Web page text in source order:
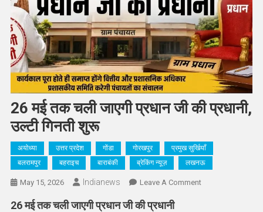
26 मई तक चली जाएगी प्रधान जी की प्रधानी,
उल्टी गिनती शुरू
अयोध्या उत्तर प्रदेश गोंडा गोरखपुर
प्रमुख सुर्खियाँ
बलरामपुर
बहराइच बाराबंकी ब्रेकिंग न्यूज़ लखनऊ
May 15, 2026 Indianews Leave A CommentOn
26 मई तक चली जाएगी प्रधान जी की प्रधानी